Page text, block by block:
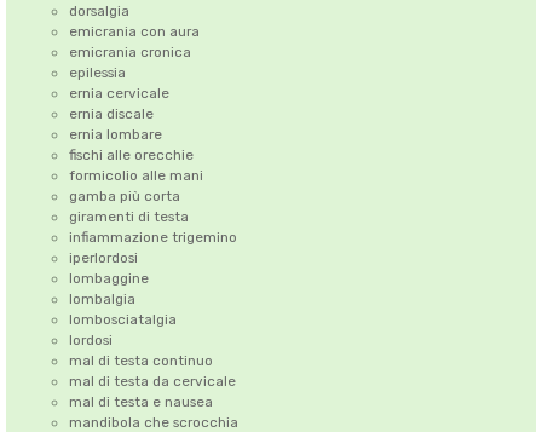
dorsalgia
emicrania con aura
emicrania cronica
epilessia
ernia cervicale
ernia discale
ernia lombare
fischi alle orecchie
formicolio alle mani
gamba più corta
giramenti di testa
infiammazione trigemino
iperlordosi
lombaggine
lombalgia
lombosciatalgia
lordosi
mal di testa continuo
mal di testa da cervicale
mal di testa e nausea
mandibola che scrocchia